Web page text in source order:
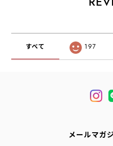
すべて 197
メールマガ